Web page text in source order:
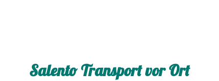
Salento Transport vor Ort